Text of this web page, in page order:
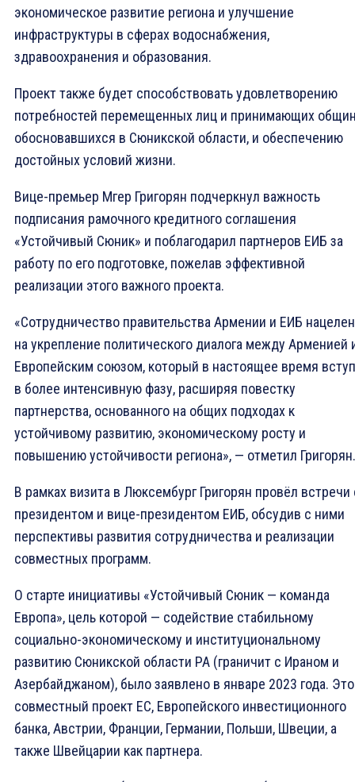
экономическое развитие региона и улучшение
инфраструктуры в сферах водоснабжения,
здравоохранения и образования.
Проект также будет способствовать удовлетворению
потребностей перемещенных лиц и принимающих
обосновавшихся в Сюникской области, и обеспечению
достойных условий жизни.
Вице-премьер Мгер Григорян подчеркнул важность
подписания рамочного кредитного соглашения
«Устойчивый Сюник» и поблагодарил партнеров ЕИБ за
работу по его подготовке, пожелав эффективной
реализации этого важного проекта.
«Сотрудничество правительства Армении и ЕИБ
на укрепление политического диалога между Арменией
Европейским союзом, который в настоящее время
в более интенсивную фазу, расширяя повестку
партнерства, основанного на общих подходах к
устойчивому развитию, экономическому росту и
повышению устойчивости региона», — отметил Григорян.
В рамках визита в Люксембург Григорян провёл встречи
президентом и вице-президентом ЕИБ, обсудив с ними
перспективы развития сотрудничества и реализации
совместных программ.
О старте инициативы «Устойчивый Сюник — команда
Европа», цель которой — содействие стабильному
социально-экономическому и институциональному
развитию Сюникской области РА (граничит с Ираном и
Азербайджаном), было заявлено в январе 2023 года. Это
совместный проект ЕС, Европейского инвестиционного
банка, Австрии, Франции, Германии, Польши, Швеции, а
также Швейцарии как партнера.